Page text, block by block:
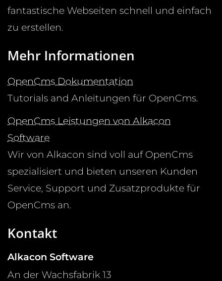
fantastische Webseiten schnell und einfach
zu erstellen.
Mehr Informationen
OpenCms Dokumentation
Tutorials and Anleitungen für OpenCms.
OpenCms Leistungen von Alkacon
Software
Wir von Alkacon sind voll auf OpenCms
spezialisiert und bieten unseren Kunden
Service, Support und Zusatzprodukte für
OpenCms an.
Kontakt
Alkacon Software
An der Wachsfabrik 13